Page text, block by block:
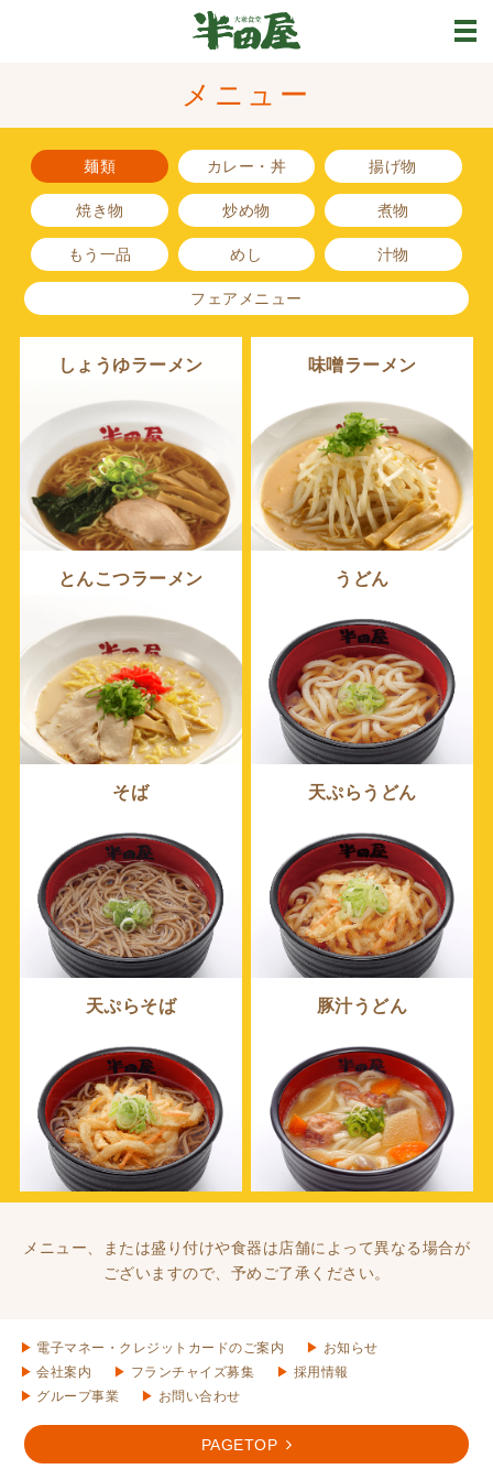
メニュー
麺類 カレー・丼 揚げ物
焼き物 炒め物 煮物
もう一品 めし 汁物
フェアメニュー
しょうゆラーメン 味噌ラーメン
とんこつラーメン うどん
そば 天ぷらうどん
天ぷらそば 豚汁うどん
メニュー、または盛り付けや食器は店舗によって異なる場合が
ございますので、予めご了承ください。
電子マネー・クレジットカードのご案内
お知らせ
会社案内
フランチャイズ募集
採用情報
グループ事業
お問い合わせ
PAGETOP